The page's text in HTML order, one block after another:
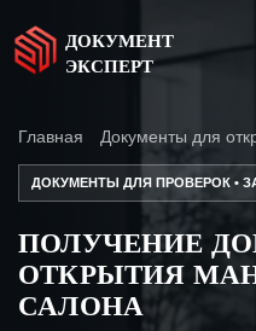
ДОКУМЕНТ
ЭКСПЕРТ
Главная Документы для
ДОКУМЕНТЫ ДЛЯ ПРОВЕРОК •
ПОЛУЧЕНИЕ
ОТКРЫТИЯ
САЛОНА